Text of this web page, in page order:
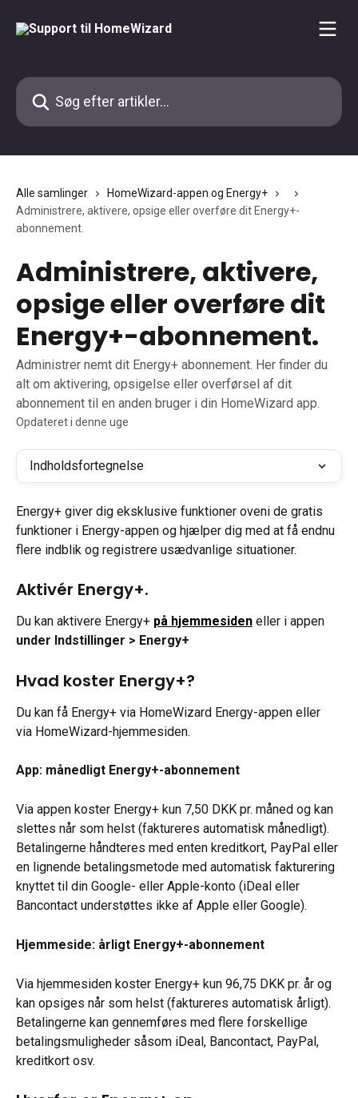
Søg efter artikler...
Alle samlinger
HomeWizard-appen og Energy+
Administrere, aktivere, opsige eller overføre dit Energy+-
abonnement.
Administrere, aktivere,
opsige eller overføre dit
Energy+-abonnement.
Administrer nemt dit Energy+ abonnement. Her finder du
alt om aktivering, opsigelse eller overførsel af dit
abonnement til en anden bruger i din HomeWizard app.
Opdateret i denne uge
Indholdsfortegnelse
Energy+ giver dig eksklusive funktioner oveni de gratis
funktioner i Energy-appen og hjælper dig med at få endnu
flere indblik og registrere usædvanlige situationer.
Aktivér Energy+.
Du kan aktivere Energy+ på hjemmesiden eller i appen
under Indstillinger > Energy+
Hvad koster Energy+?
Du kan få Energy+ via HomeWizard Energy-appen eller
via HomeWizard-hjemmesiden.
App: månedligt Energy+-abonnement
Via appen koster Energy+ kun 7,50 DKK pr. måned og kan
slettes når som helst (faktureres automatisk månedligt).
Betalingerne håndteres med enten kreditkort, PayPal eller
en lignende betalingsmetode med automatisk fakturering
knyttet til din Google- eller Apple-konto (iDeal eller
Bancontact understøttes ikke af Apple eller Google).
Hjemmeside: årligt Energy+-abonnement
Via hjemmesiden koster Energy+ kun 96,75 DKK pr. år og
kan opsiges når som helst (faktureres automatisk årligt).
Betalingerne kan gennemføres med flere forskellige
betalingsmuligheder såsom iDeal, Bancontact, PayPal,
kreditkort osv.